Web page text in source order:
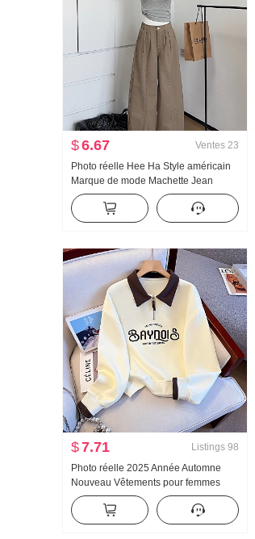
$6.67 Ventes 23
Photo réelle Hee Ha Style américain
Marque de mode Machette Jean
Ample Kuo Jambe Décontracté
Pantalon
$7.71 Listings 98
Photo réelle 2025 Année Automne
Nouveau Vêtements pour femmes
Sweat-shirt Réduction de l'âge Moitié
Fermeture éclair Mode Col polo
Décontracté Polyvalent Amincissant